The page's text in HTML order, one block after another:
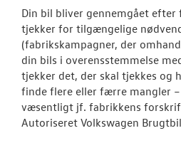
Din bil bliver gennemgået efter
tjekker for tilgængelige
(fabrikskampagner, der
din bils i overensstemmelse
tjekker det, der skal tjekkes og
finde flere eller færre mangler
væsentligt jf. fabrikkens
Autoriseret Volkswagen